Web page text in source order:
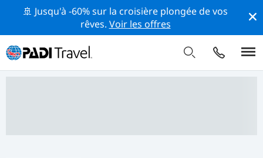
🚢 Jusqu'à -60% sur la croisière plongée de vos
rêves. Voir les offres